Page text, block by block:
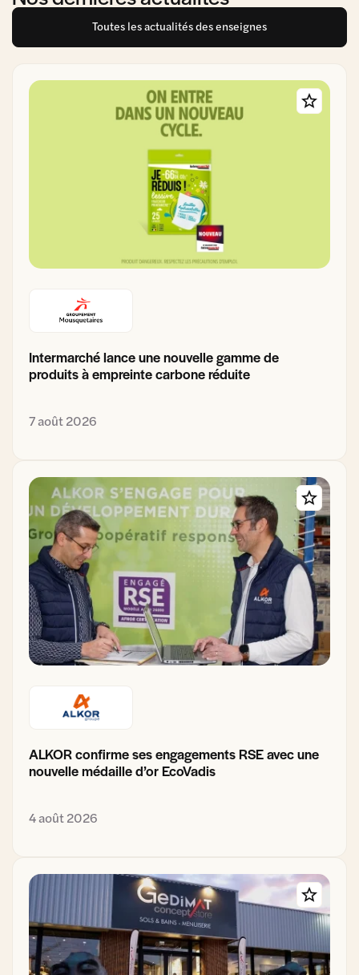
Toutes les actualités des enseignes
Intermarché lance une nouvelle gamme de
produits à empreinte carbone réduite
7 août 2026
ALKOR confirme ses engagements RSE avec une
nouvelle médaille d’or EcoVadis
4 août 2026